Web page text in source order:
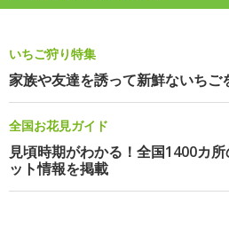
いちご狩り特集
家族や友達を誘って新鮮ないちご
全国お花見ガイド
見頃時期がわかる！全国1400カ
ット情報を掲載